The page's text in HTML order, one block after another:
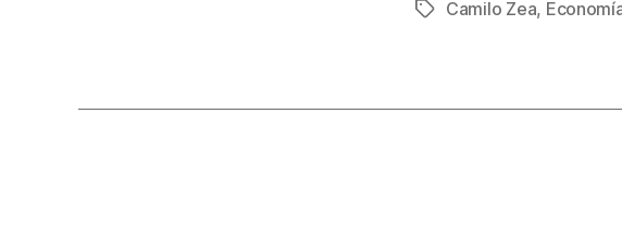
o
Etiquetas
Camilo Zea,